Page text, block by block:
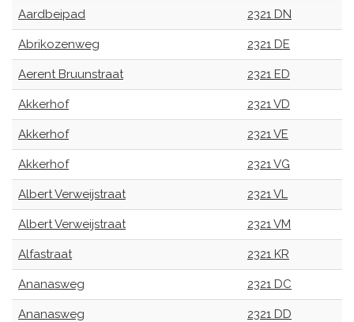
Aardbeipad 2321 DN
Abrikozenweg 2321 DE
Aerent Bruunstraat 2321 ED
Akkerhof 2321 VD
Akkerhof 2321 VE
Akkerhof 2321 VG
Albert Verweijstraat 2321 VL
Albert Verweijstraat 2321 VM
Alfastraat 2321 KR
Ananasweg 2321 DC
Ananasweg 2321 DD